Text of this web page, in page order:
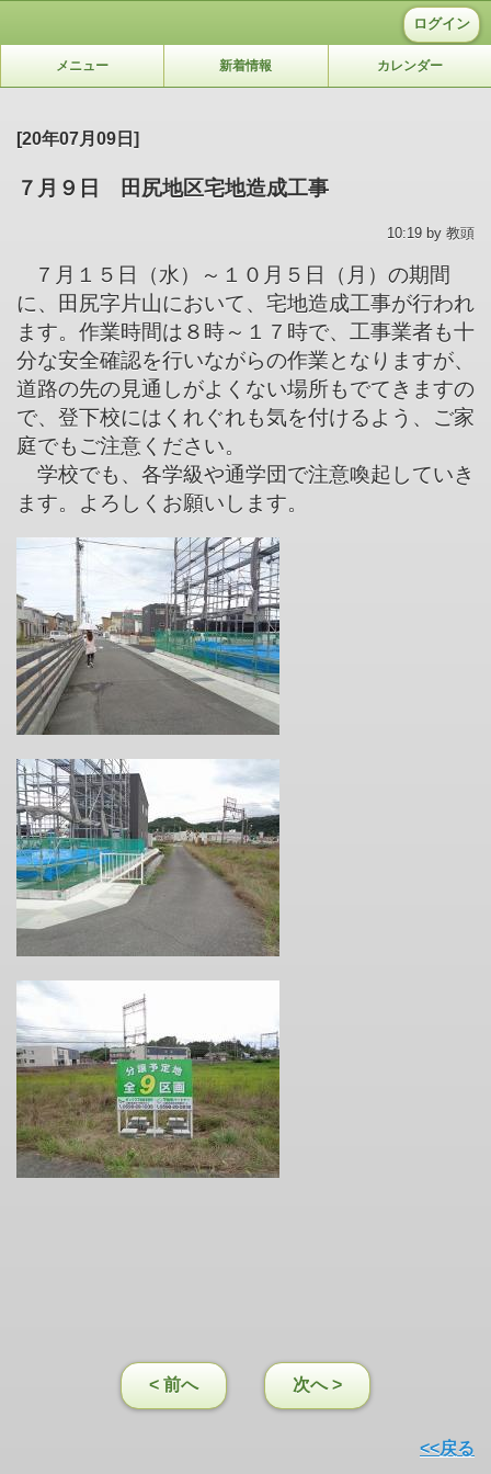
ログイン
メニュー 新着情報 カレンダー
[20年07月09日]
７月９日 田尻地区宅地造成工事
10:19 by 教頭
７月１５日（水）～１０月５日（月）の期間
に、田尻字片山において、宅地造成工事が行われ
ます。作業時間は８時～１７時で、工事業者も十
分な安全確認を行いながらの作業となりますが、
道路の先の見通しがよくない場所もでてきますの
で、登下校にはくれぐれも気を付けるよう、ご家
庭でもご注意ください。
学校でも、各学級や通学団で注意喚起していき
ます。よろしくお願いします。
< 前へ 次へ >
<<戻る